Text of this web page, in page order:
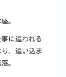
。
に追われる
、追い込ま
。